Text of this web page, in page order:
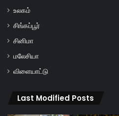
உலகம்
சிங்கப்பூர்
சினிமா
மலேசியா
விளையாட்டு
Last Modified Posts